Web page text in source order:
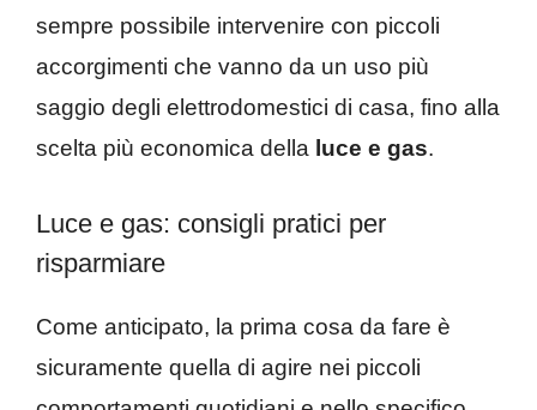
sempre possibile intervenire con piccoli
accorgimenti che vanno da un uso più
saggio degli elettrodomestici di casa, fino alla
scelta più economica della luce e gas.
Luce e gas: consigli pratici per
risparmiare
Come anticipato, la prima cosa da fare è
sicuramente quella di agire nei piccoli